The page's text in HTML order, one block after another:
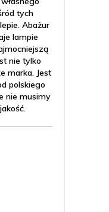
tych
Abażur
lampie
nie tylko
marka. Jest
polskiego
nie musimy